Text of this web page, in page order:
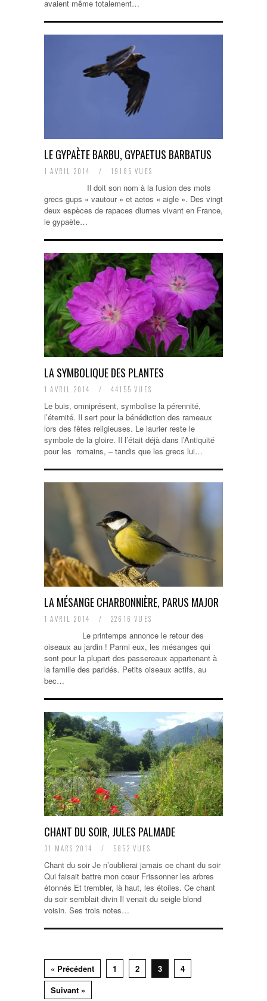
avaient même totalement…
LE GYPAÈTE BARBU, GYPAETUS BARBATUS
1 AVRIL 2014 / 19185 VUES
Il doit son nom à la fusion des mots
grecs gups « vautour » et aetos « aigle ». Des vingt
deux espèces de rapaces diurnes vivant en France,
le gypaète…
LA SYMBOLIQUE DES PLANTES
1 AVRIL 2014 / 44155 VUES
Le buis, omniprésent, symbolise la pérennité,
l’éternité. Il sert pour la bénédiction des rameaux
lors des fêtes religieuses. Le laurier reste le
symbole de la gloire. Il l’était déjà dans l’Antiquité
pour les romains, – tandis que les grecs lui…
LA MÉSANGE CHARBONNIÈRE, PARUS MAJOR
1 AVRIL 2014 / 22616 VUES
Le printemps annonce le retour des
oiseaux au jardin ! Parmi eux, les mésanges qui
sont pour la plupart des passereaux appartenant à
la famille des paridés. Petits oiseaux actifs, au
bec…
CHANT DU SOIR, JULES PALMADE
31 MARS 2014 / 5852 VUES
Chant du soir Je n’oublierai jamais ce chant du soir
Qui faisait battre mon cœur Frissonner les arbres
étonnés Et trembler, là haut, les étoiles. Ce chant
du soir semblait divin Il venait du seigle blond
voisin. Ses trois notes…
« Précédent 1 2 3
4
Suivant »